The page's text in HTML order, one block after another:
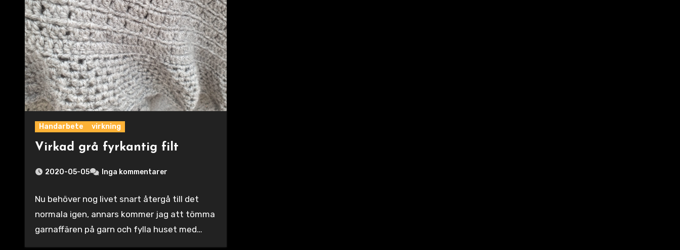
Handarbete virkning
Virkad grå fyrkantig filt
2020-05-05 Inga kommentarer
Nu behöver nog livet snart återgå till det
normala igen, annars kommer jag att tömma
garnaffären på garn och fylla huset med…